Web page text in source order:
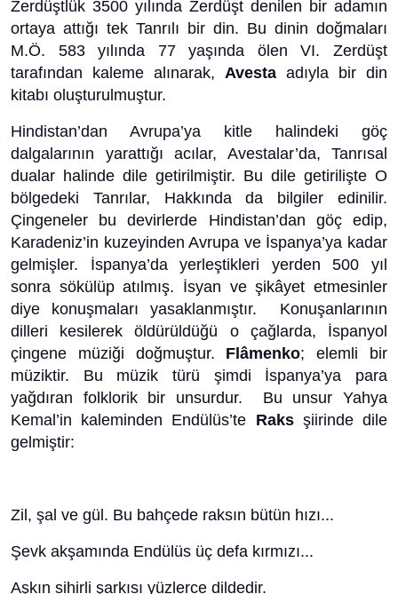
Zerdüştlük 3500 yılında Zerdüşt denilen bir adamın
ortaya attığı tek Tanrılı bir din. Bu dinin doğmaları
M.Ö. 583 yılında 77 yaşında ölen VI. Zerdüşt
tarafından kaleme alınarak, Avesta adıyla bir din
kitabı oluşturulmuştur.
Hindistan’dan Avrupa’ya kitle halindeki göç
dalgalarının yarattığı acılar, Avestalar’da, Tanrısal
dualar halinde dile getirilmiştir. Bu dile getirilişte O
bölgedeki Tanrılar, Hakkında da bilgiler edinilir.
Çingeneler bu devirlerde Hindistan’dan göç edip,
Karadeniz’in kuzeyinden Avrupa ve İspanya’ya kadar
gelmişler. İspanya’da yerleştikleri yerden 500 yıl
sonra sökülüp atılmış. İsyan ve şikâyet etmesinler
diye konuşmaları yasaklanmıştır. Konuşanlarının
dilleri kesilerek öldürüldüğü o çağlarda, İspanyol
çingene müziği doğmuştur. Flâmenko; elemli bir
müziktir. Bu müzik türü şimdi İspanya’ya para
yağdıran folklorik bir unsurdur. Bu unsur Yahya
Kemal’in kaleminden Endülüs’te Raksşiirinde dile
gelmiştir:
Zil, şal ve gül. Bu bahçede raksın bütün hızı...
Şevk akşamında Endülüs üç defa kırmızı...
Aşkın sihirli şarkısı yüzlerce dildedir.